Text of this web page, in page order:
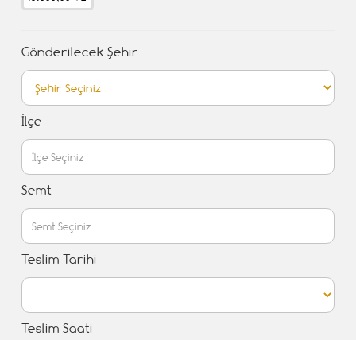
Gönderilecek Şehir
İlçe
Semt
Teslim Tarihi
Teslim Saati